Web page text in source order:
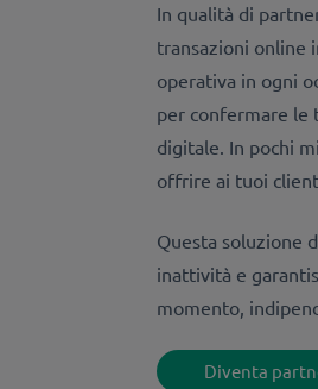
In qualità di
transazioni online
operativa in ogni
per confermare le
digitale. In pochi
offrire ai tuoi
Questa soluzione
inattività e
momento,
Diventa